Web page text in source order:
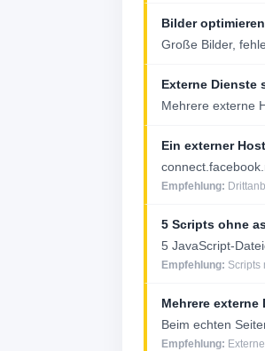
Bilder optimieren
Große Bilder,
Externe Dienste
Mehrere externe
Ein externer
Empfehlung:
5 Scripts ohne
5 JavaScript-
Empfehlung: Scripts
Mehrere
Beim echten
Empfehlung: